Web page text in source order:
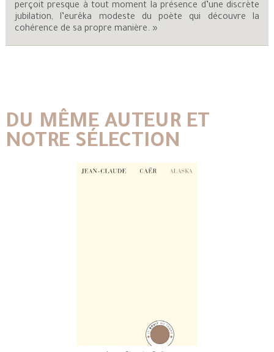
perçoit presque à tout moment la présence d’une discrète
jubilation, l’eurêka modeste du poète qui découvre la
cohérence de sa propre manière. »
DU MÊME AUTEUR ET
NOTRE SÉLECTION